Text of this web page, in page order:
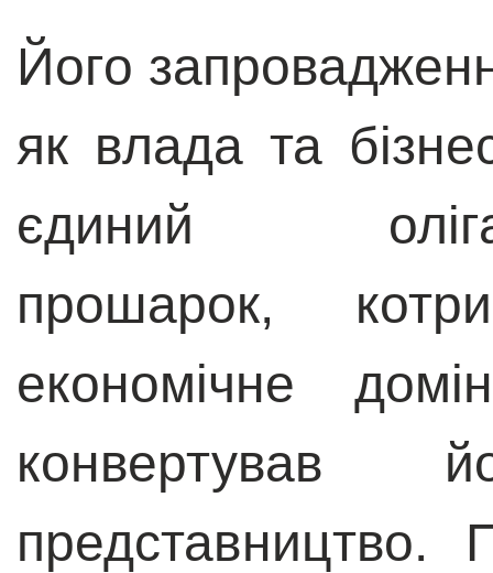
Його
як влада та
єдиний
прошарок,
економічне
конвертував
представництво.